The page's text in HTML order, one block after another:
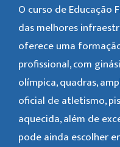
O curso de Educação
das melhores
oferece uma
profissional, com
olímpica, quadras,
oficial de atletismo,
aquecida, além de
pode ainda escolher